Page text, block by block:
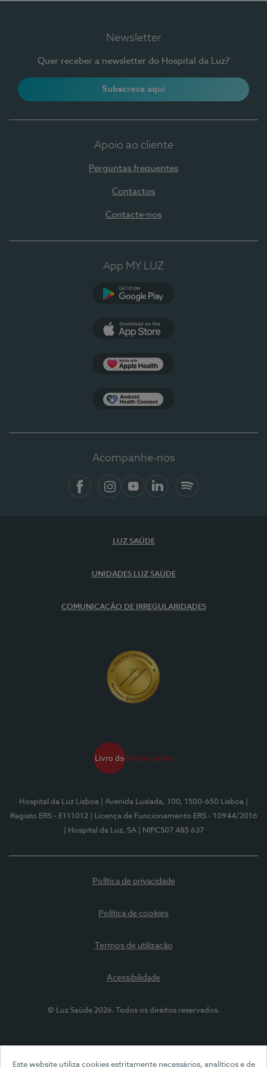
Este website utiliza cookies estritamente necessários, analíticos e de
Newsletter
Quer receber a newsletter do Hospital da Luz?
Subscreva aqui
Apoio ao cliente
Perguntas frequentes
Contactos
Contacte-nos
App MY LUZ
Acompanhe-nos
LUZ SAÚDE
UNIDADES LUZ SAÚDE
COMUNICAÇÃO DE IRREGULARIDADES
Hospital da Luz Lisboa | Avenida Lusíada, 100, 1500-650 Lisboa
Registo ERS - E111012
| Licença de Funcionamento ERS - 10944/2016
| Hospital da Luz, SA
| NIPC507 485 637
Política de privacidade
Política de cookies
Termos de utilização
Acessibilidade
© Luz Saúde 2026. Todos os direitos reservados.